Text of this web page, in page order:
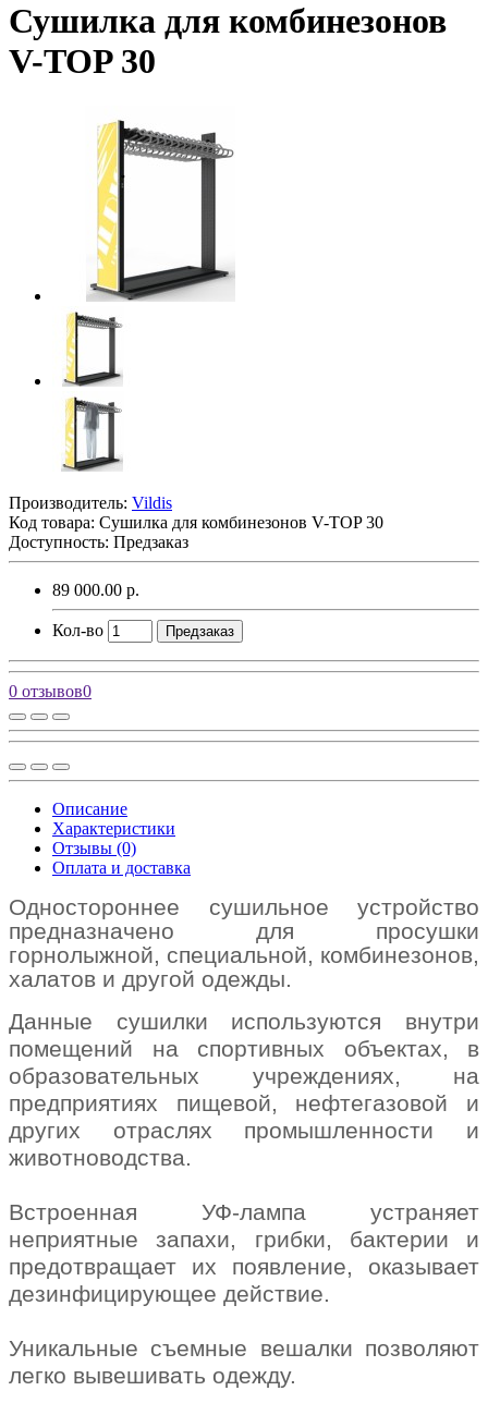
Сушилка для комбинезонов
V-TOP 30
Производитель: Vildis
Код товара: Сушилка для комбинезонов V-TOP 30
Доступность: Предзаказ
89 000.00 р.
Кол-во Предзаказ
0 отзывов0
Описание
Характеристики
Отзывы (0)
Оплата и доставка
Одностороннее сушильное устройство
предназначено для просушки
горнолыжной, специальной, комбинезонов,
халатов и другой одежды.
Данные сушилки используются внутри
помещений на спортивных объектах, в
образовательных учреждениях, на
предприятиях пищевой, нефтегазовой и
других отраслях промышленности и
животноводства.
Встроенная УФ-лампа устраняет
неприятные запахи, грибки, бактерии и
предотвращает их появление, оказывает
дезинфицирующее действие.
Уникальные съемные вешалки позволяют
легко вывешивать одежду.